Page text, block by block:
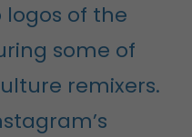
of the
some of
remixers.